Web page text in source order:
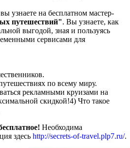
узнаете на бесплатном мастер-
путешествий". Вы узнаете, как
выгодой, зная и пользуясь
сервисами для
по всему миру.
рекламными круизами на
скидкой!4) Что такое
Необходима
здесь http://secrets-of-travel.plp7.ru/.